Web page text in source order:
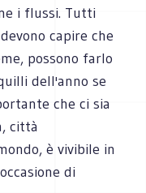
i flussi. Tutti
capire che
possono farlo
dell'anno se
che ci sia
città
è vivibile in
di